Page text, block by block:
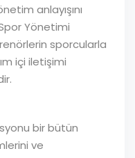
anlayışını
Yönetimi
sporcularla
içi iletişimi
bir bütün
ve